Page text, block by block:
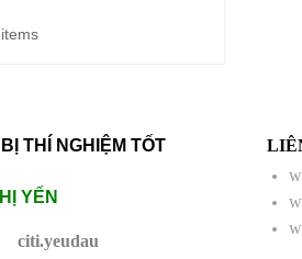
THÍ NGHIỆM TỐT
YẾN
citi.yeudau